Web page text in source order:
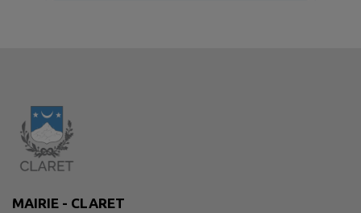
MAIRIE - CLARET